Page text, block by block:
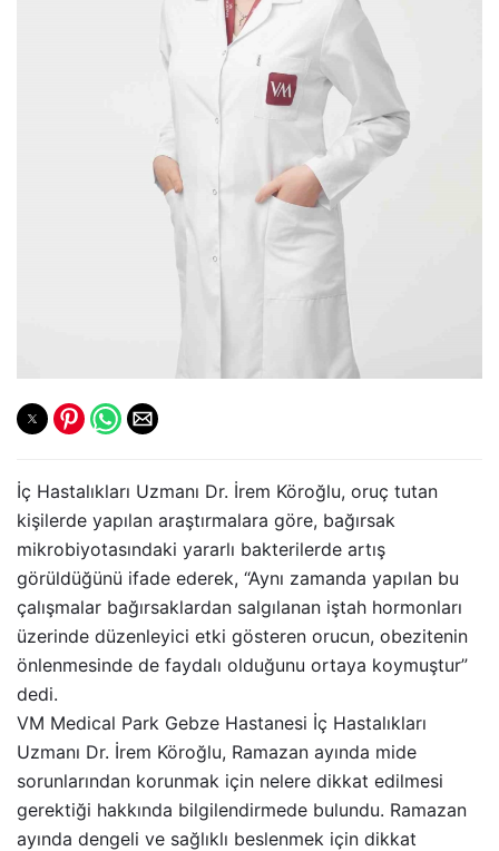
İç Hastalıkları Uzmanı Dr. İrem Köroğlu, oruç tutan
kişilerde yapılan araştırmalara göre, bağırsak
mikrobiyotasındaki yararlı bakterilerde artış
görüldüğünü ifade ederek, “Aynı zamanda yapılan bu
çalışmalar bağırsaklardan salgılanan iştah hormonları
üzerinde düzenleyici etki gösteren orucun, obezitenin
önlenmesinde de faydalı olduğunu ortaya koymuştur”
dedi.
VM Medical Park Gebze Hastanesi İç Hastalıkları
Uzmanı Dr. İrem Köroğlu, Ramazan ayında mide
sorunlarından korunmak için nelere dikkat edilmesi
gerektiği hakkında bilgilendirmede bulundu. Ramazan
ayında dengeli ve sağlıklı beslenmek için dikkat